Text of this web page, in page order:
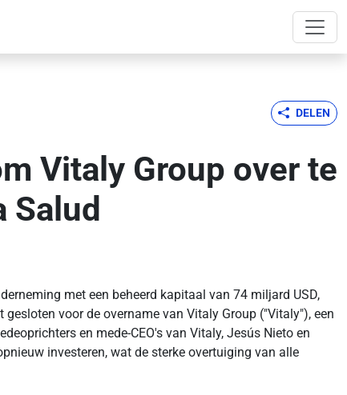
DELEN
Vitaly Group over te
met een beheerd kapitaal van 74 miljard USD,
voor de overname van Vitaly Group ("Vitaly"), een
en mede-CEO's van Vitaly, Jesús Nieto en
investeren, wat de sterke overtuiging van alle